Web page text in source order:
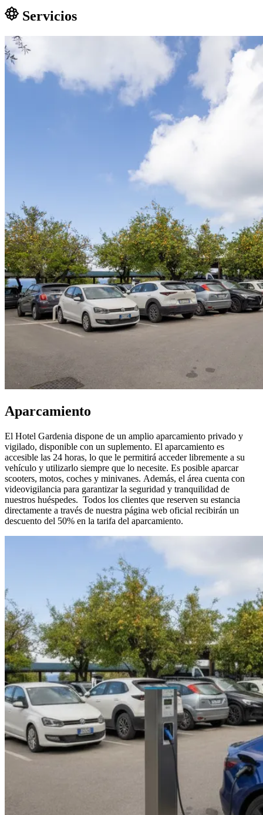
Servicios
Aparcamiento
El Hotel Gardenia dispone de un amplio aparcamiento privado y
vigilado, disponible con un suplemento. El aparcamiento es
accesible las 24 horas, lo que le permitirá acceder libremente a su
vehículo y utilizarlo siempre que lo necesite. Es posible aparcar
scooters, motos, coches y minivanes. Además, el área cuenta con
videovigilancia para garantizar la seguridad y tranquilidad de
nuestros huéspedes. Todos los clientes que reserven su estancia
directamente a través de nuestra página web oficial recibirán un
descuento del 50% en la tarifa del aparcamiento.